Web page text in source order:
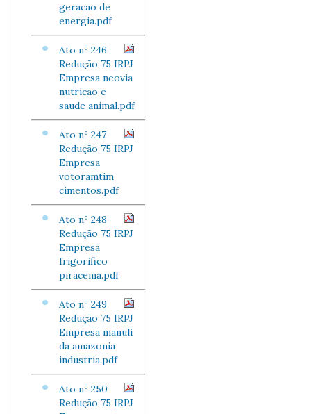
geracao de
energia.pdf
Ato nº 246
Redução 75 IRPJ
Empresa neovia
nutricao e
saude animal.pdf
Ato nº 247
Redução 75 IRPJ
Empresa
votoramtim
cimentos.pdf
Ato nº 248
Redução 75 IRPJ
Empresa
frigorifico
piracema.pdf
Ato nº 249
Redução 75 IRPJ
Empresa manuli
da amazonia
industria.pdf
Ato nº 250
Redução 75 IRPJ